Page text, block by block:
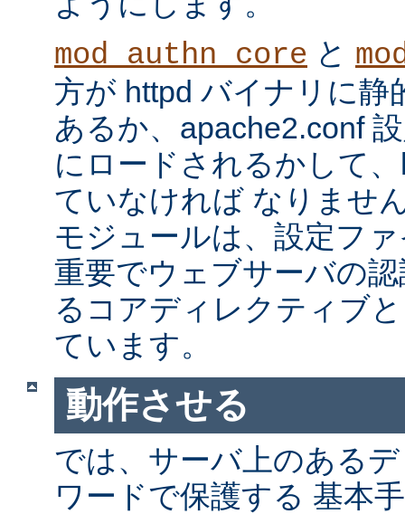
mod_authn_core と
方が httpd バイナリに静
あるか、apache2.conf
にロードされるかして
ていなければ なりませ
モジュールは、設定フ
重要でウェブサーバの
るコアディレクティブ
ています。
動作させる
では、サーバ上のある
ワードで保護する 基本